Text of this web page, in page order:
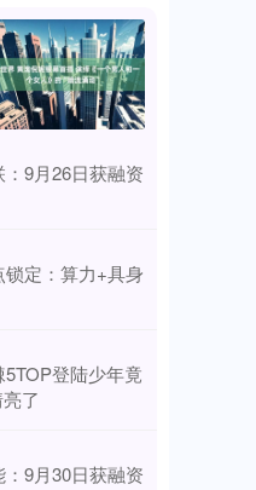
9月26日获融资
定：算力+具身
登陆少年竟
了
9月30日获融资